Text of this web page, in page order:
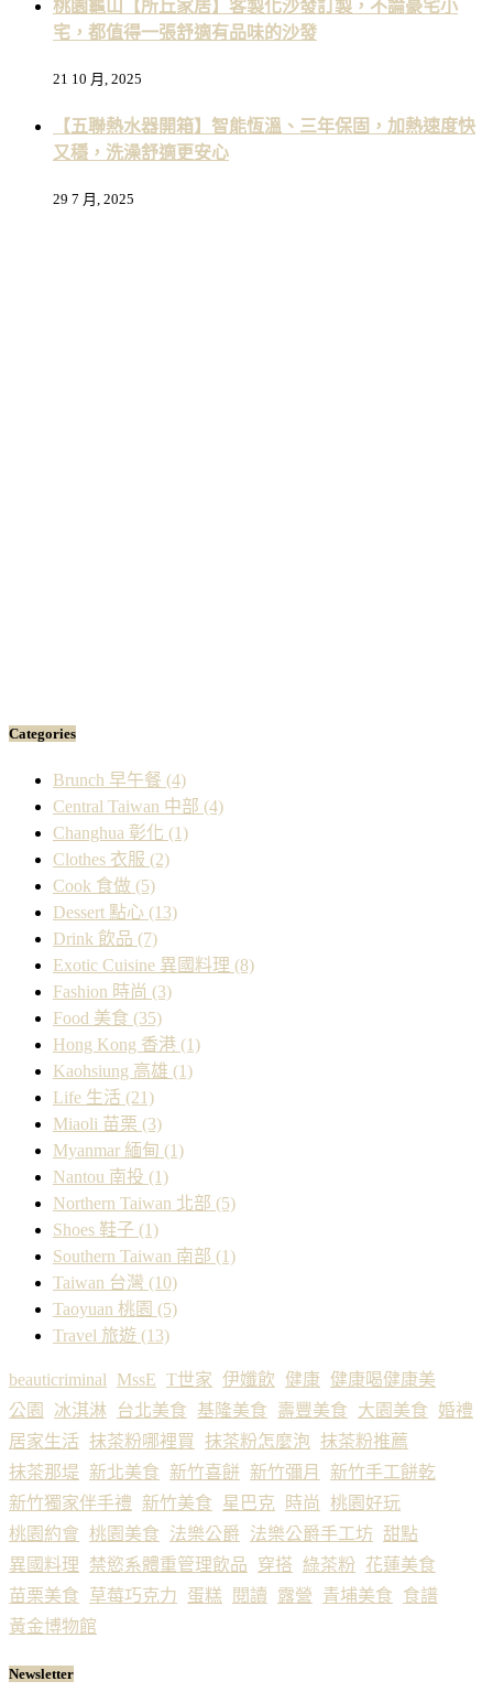
桃園龜山【所丘家居】客製化沙發訂製，不論豪宅小
宅，都值得一張舒適有品味的沙發
21 10 月, 2025
【五聯熱水器開箱】智能恆溫、三年保固，加熱速度快
又穩，洗澡舒適更安心
29 7 月, 2025
Categories
Brunch 早午餐 (4)
Central Taiwan 中部 (4)
Changhua 彰化 (1)
Clothes 衣服 (2)
Cook 食做 (5)
Dessert 點心 (13)
Drink 飲品 (7)
Exotic Cuisine 異國料理 (8)
Fashion 時尚 (3)
Food 美食 (35)
Hong Kong 香港 (1)
Kaohsiung 高雄 (1)
Life 生活 (21)
Miaoli 苗栗 (3)
Myanmar 緬甸 (1)
Nantou 南投 (1)
Northern Taiwan 北部 (5)
Shoes 鞋子 (1)
Southern Taiwan 南部 (1)
Taiwan 台灣 (10)
Taoyuan 桃園 (5)
Travel 旅遊 (13)
beauticriminal MssE T世家 伊孅飲 健康 健康喝健康美
公園
冰淇淋 台北美食 基隆美食 壽豐美食 大園美食 婚禮
居家生活 抹茶粉哪裡買 抹茶粉怎麼泡 抹茶粉推薦
抹茶那堤
新北美食 新竹喜餅 新竹彌月
新竹手工餅乾
新竹獨家伴手禮
新竹美食 星巴克 時尚
桃園好玩
桃園約會
桃園美食 法樂公爵 法樂公爵手工坊 甜點
異國料理
禁慾系體重管理飲品 穿搭 綠茶粉
花蓮美食
苗栗美食
草莓巧克力 蛋糕 閱讀 露營 青埔美食
食譜
黃金博物館
Newsletter